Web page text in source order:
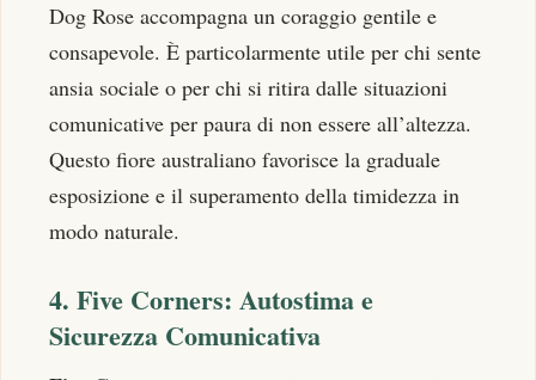
Dog Rose accompagna un coraggio gentile e
consapevole. È particolarmente utile per chi sente
ansia sociale o per chi si ritira dalle situazioni
comunicative per paura di non essere all’altezza.
Questo fiore australiano favorisce la graduale
esposizione e il superamento della timidezza in
modo naturale.
4. Five Corners: Autostima e
Sicurezza Comunicativa